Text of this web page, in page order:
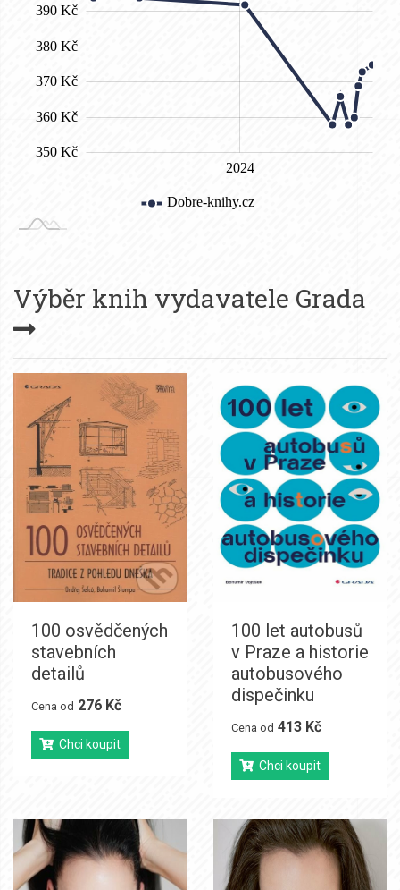
Výběr knih vydavatele Grada
100 osvědčených
stavebních
detailů
Cena od 276 Kč
Chci koupit
100 let autobusů
v Praze a historie
autobusového
dispečinku
Cena od 413 Kč
Chci koupit